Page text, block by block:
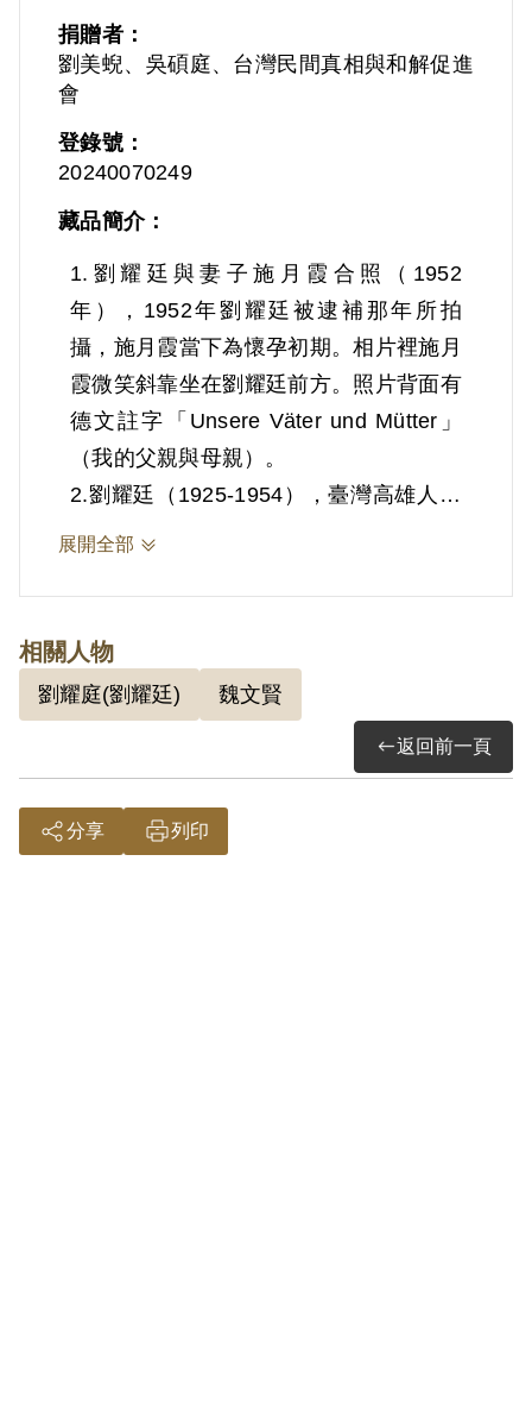
捐贈者：
劉美蜺、吳碩庭、台灣民間真相與和解促進
會
登錄號：
20240070249
藏品簡介：
1.劉耀廷與妻子施月霞合照（1952
年），1952年劉耀廷被逮補那年所拍
攝，施月霞當下為懷孕初期。相片裡施月
霞微笑斜靠坐在劉耀廷前方。照片背面有
德文註字「Unsere Väter und Mütter」
（我的父親與母親）。
2.劉耀廷（1925-1954），臺灣高雄人。
其在臺北大安印刷廠工作時，曾受劉述生
幫叛亂文件「中華人民共和國開國文
獻」、「中華人民共和國國歌」及新聞論
文等。後經劉述生吸收參加叛亂組織，復
受召集開會，由其宣佈所參加之組織名稱
絕對保密等情。1952年10月17日被羈
展開全部
相關人物
劉耀庭(劉耀廷) 魏文賢
返回前一頁
分享 列印